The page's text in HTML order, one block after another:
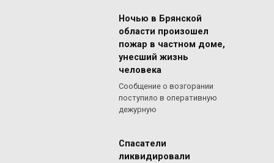
Ночью в Брянской
области произошел
пожар в частном доме,
унесший жизнь
человека
Сообщение о возгорании
поступило в оперативную
дежурную
Спасатели
ликвидировали